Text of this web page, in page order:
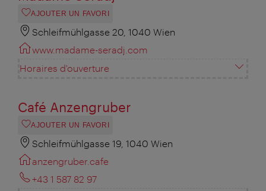
AJOUTER UN FAVORI
Schleifmühlgasse 20, 1040 Wien
www.madame-seradj.com
Horaires d'ouverture
Café Anzengruber
AJOUTER UN FAVORI
Schleifmühlgasse 19, 1040 Wien
anzengruber.cafe
+43 1 587 82 97